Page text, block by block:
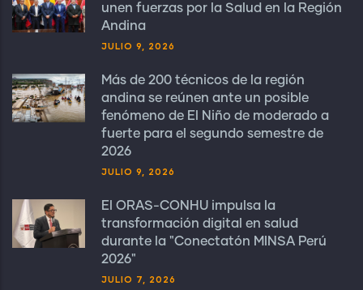
unen fuerzas por la Salud en la Región
Andina
JULIO 9, 2026
Más de 200 técnicos de la región
andina se reúnen ante un posible
fenómeno de El Niño de moderado a
fuerte para el segundo semestre de
2026
JULIO 9, 2026
El ORAS-CONHU impulsa la
transformación digital en salud
durante la "Conectatón MINSA Perú
2026"
JULIO 7, 2026